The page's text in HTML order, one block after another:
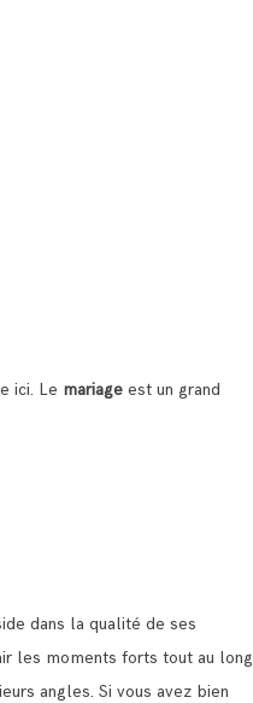
ici. Le mariage est un grand
dans la qualité de ses
les moments forts tout au long
angles. Si vous avez bien